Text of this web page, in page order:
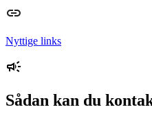
Nyttige links
Sådan kan du